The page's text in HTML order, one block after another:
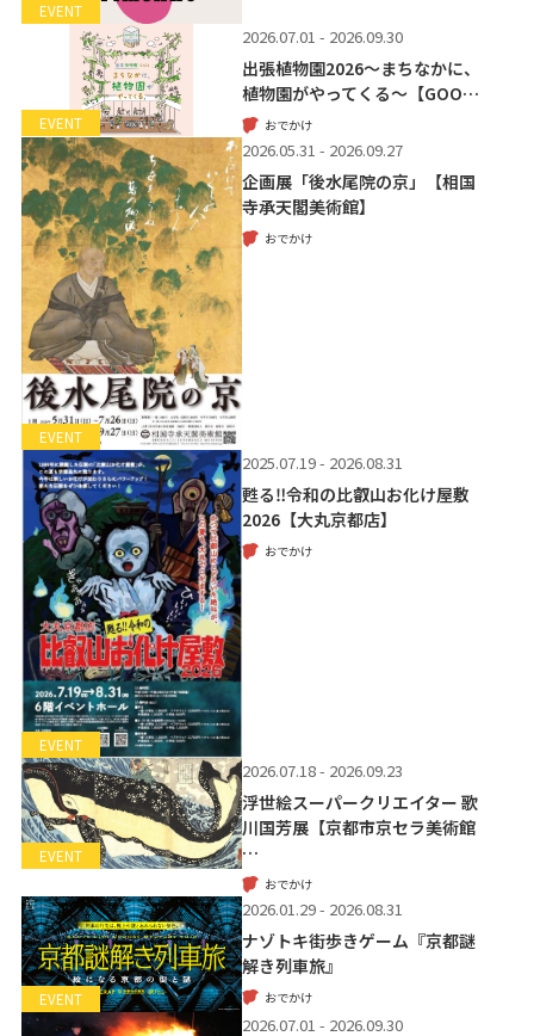
EVENT
EVENT
2026.07.01 - 2026.09.30
出張植物園2026～まちなかに、
植物園がやってくる～【GOO…
おでかけ
EVENT
2026.05.31 - 2026.09.27
企画展「後水尾院の京」【相国
寺承天閣美術館】
おでかけ
EVENT
2025.07.19 - 2026.08.31
甦る‼令和の比叡山お化け屋敷
2026【大丸京都店】
おでかけ
EVENT
2026.07.18 - 2026.09.23
浮世絵スーパークリエイター 歌
川国芳展【京都市京セラ美術館
…
おでかけ
EVENT
2026.01.29 - 2026.08.31
ナゾトキ街歩きゲーム『京都謎
解き列車旅』
おでかけ
2026.07.01 - 2026.09.30